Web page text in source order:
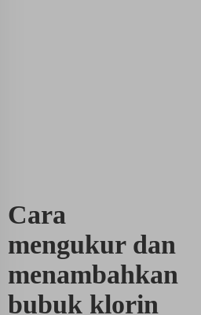
Cara
mengukur dan
menambahkan
bubuk klorin